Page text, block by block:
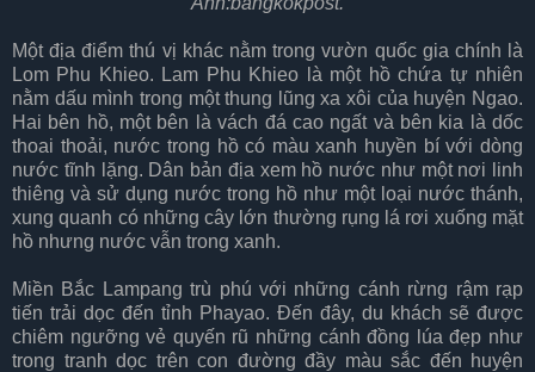
Một địa điểm thú vị khác nằm trong vườn quốc gia chính là
Lom Phu Khieo. Lam Phu Khieo là một hồ chứa tự nhiên
nằm dấu mình trong một thung lũng xa xôi của huyện Ngao.
Hai bên hồ, một bên là vách đá cao ngất và bên kia là dốc
thoai thoải, nước trong hồ có màu xanh huyền bí với dòng
nước tĩnh lặng. Dân bản địa xem hồ nước như một nơi linh
thiêng và sử dụng nước trong hồ như một loại nước thánh,
xung quanh có những cây lớn thường rụng lá rơi xuống mặt
hồ nhưng nước vẫn trong xanh.
Miền Bắc Lampang trù phú với những cánh rừng rậm rạp
tiến trải dọc đến tỉnh Phayao. Đến đây, du khách sẽ được
chiêm ngưỡng vẻ quyến rũ những cánh đồng lúa đẹp như
trong tranh dọc trên con đường đầy màu sắc đến huyện